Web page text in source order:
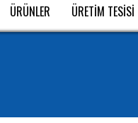
ÜRÜNLER ÜRETİM TESİSİ